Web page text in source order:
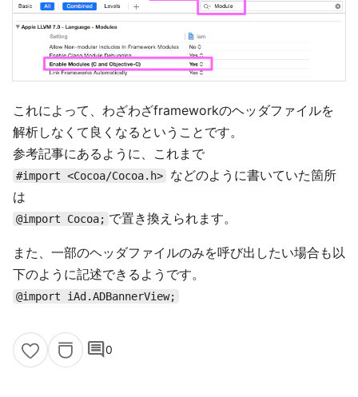
これによって、わざわざframeworkのヘッダファイルを
解析しなくて良くなるということです。
参考記事にあるように、これまで
#import <Cocoa/Cocoa.h>
などのように書いていた箇所
は
@import Cocoa; で置き換えられます。
また、一部のヘッダファイルのみを呼び出したい場合も以
下のように記述できるようです。
@import iAd.ADBannerView;
comment0